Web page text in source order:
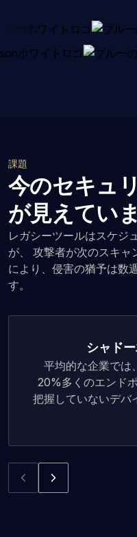
課題
今のセキュ
が見えてい
レガシーツールはスケジ
が、 攻撃者が次のスキ
により、侵害の猶予は数
す。
シャド
平均的な企業では
20%多くのエンド
把握していないデバ